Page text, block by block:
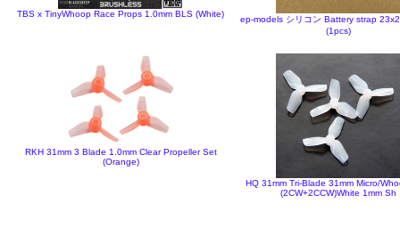
TBS x TinyWhoop Race Props 1.0mm BLS (White)
ep-models シリコン Battery strap
(1pcs)
RKH 31mm 3 Blade 1.0mm Clear Propeller Set
(Orange)
HQ 31mm Tri-Blade 31mm Micro/
(2CW+2CCW)White 1mm Sh